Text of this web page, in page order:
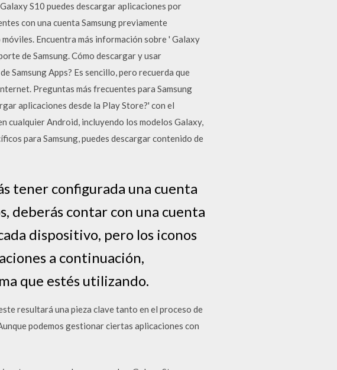
S10 puedes descargar aplicaciones por
con una cuenta Samsung previamente
Encuentra más información sobre ' Galaxy
de Samsung. Cómo descargar y usar
Samsung Apps? Es sencillo, pero recuerda que
Preguntas más frecuentes para Samsung
aplicaciones desde la Play Store?' con el
cualquier Android, incluyendo los modelos Galaxy,
para Samsung, puedes descargar contenido de
tener configurada una cuenta
deberás contar con una cuenta
dispositivo, pero los iconos
a continuación,
que estés utilizando.
resultará una pieza clave tanto en el proceso de
podemos gestionar ciertas aplicaciones con